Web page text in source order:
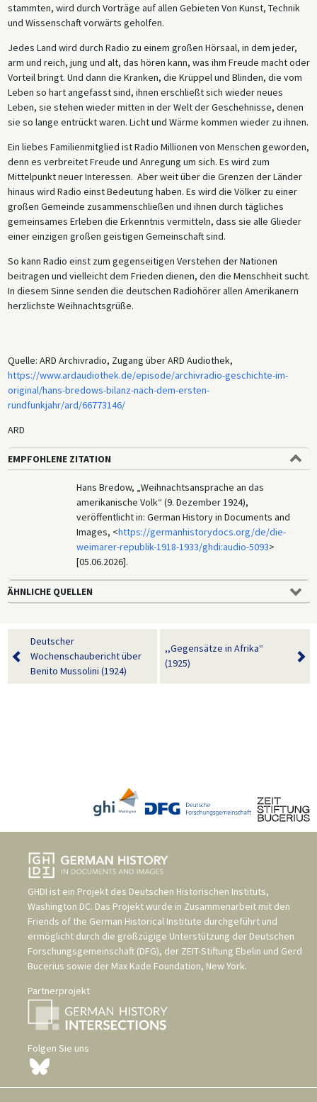
stammten, wird durch Vorträge auf allen Gebieten Von Kunst, Technik
und Wissenschaft vorwärts geholfen.
Jedes Land wird durch Radio zu einem großen Hörsaal, in dem jeder,
arm und reich, jung und alt, das hören kann, was ihm Freude macht oder
Vorteil bringt. Und dann die Kranken, die Krüppel und Blinden, die vom
Leben so hart angefasst sind, ihnen erschließt sich wieder neues
Leben, sie stehen wieder mitten in der Welt der Geschehnisse, denen
sie so lange entrückt waren. Licht und Wärme kommen wieder zu ihnen.
Ein liebes Familienmitglied ist Radio Millionen von Menschen geworden,
denn es verbreitet Freude und Anregung um sich. Es wird zum
Mittelpunkt neuer Interessen. Aber weit über die Grenzen der Länder
hinaus wird Radio einst Bedeutung haben. Es wird die Völker zu einer
großen Gemeinde zusammenschließen und ihnen durch tägliches
gemeinsames Erleben die Erkenntnis vermitteln, dass sie alle Glieder
einer einzigen großen geistigen Gemeinschaft sind.
So kann Radio einst zum gegenseitigen Verstehen der Nationen
beitragen und vielleicht dem Frieden dienen, den die Menschheit sucht.
In diesem Sinne senden die deutschen Radiohörer allen Amerikanern
herzlichste Weihnachtsgrüße.
Quelle: ARD Archivradio, Zugang über ARD Audiothek,
https://www.ardaudiothek.de/episode/archivradio-geschichte-im-
original/hans-bredows-bilanz-nach-dem-ersten-
rundfunkjahr/ard/66773146/
ARD
EMPFOHLENE ZITATION
Hans Bredow, „Weihnachtsansprache an das
amerikanische Volk“ (9. Dezember 1924),
veröffentlicht in: German History in Documents and
Images, <https://germanhistorydocs.org/de/die-
weimarer-republik-1918-1933/ghdi:audio-5093>
[05.06.2026].
ÄHNLICHE QUELLEN
Deutscher
Wochenschaubericht über
Benito Mussolini (1924)
,,Gegensätze in Afrika“
(1925)
GHDI ist ein Projekt des Deutschen Historischen Instituts,
Washington DC. Das Projekt wurde in Zusammenarbeit mit den
Friends of the German Historical Institute durchgeführt und
ermöglicht durch die großzügige Unterstützung der Deutschen
Forschungsgemeinschaft (DFG), der ZEIT-Stiftung Ebelin und Gerd
Bucerius sowie der Max Kade Foundation, New York.
Partnerprojekt
Folgen Sie uns